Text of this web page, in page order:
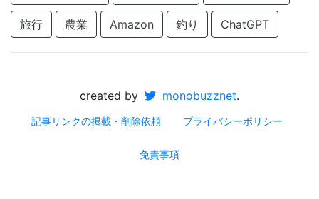
旅行 農業 Amazon 釣り ChatGPT
created by monobuzznet.
記事リンクの掲載・削除依頼 プライバシーポリシー
免責事項